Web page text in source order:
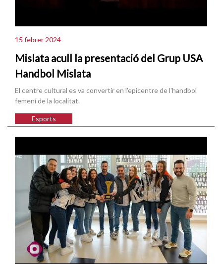
15 febrer 2024
Mislata acull la presentació del Grup USA
Handbol Mislata
El centre cultural es va convertir en l'epicentre de l'handbol
femení de la localitat.
Esports